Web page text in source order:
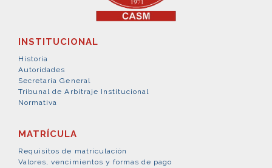
INSTITUCIONAL
Historia
Autoridades
Secretaría General
Tribunal de Arbitraje Institucional
Normativa
MATRÍCULA
Requisitos de matriculación
Valores, vencimientos y formas de pago